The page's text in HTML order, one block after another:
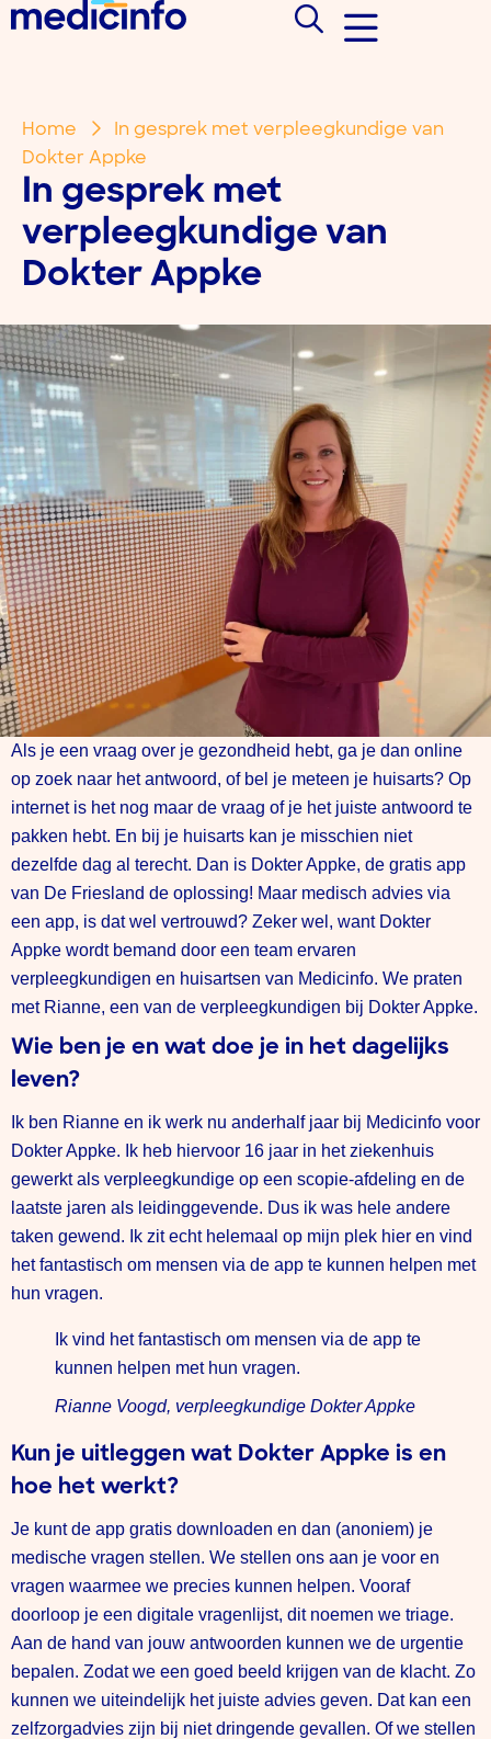
Home
In gesprek met verpleegkundige van
Dokter Appke
In gesprek met
verpleegkundige van
Dokter Appke
Als je een vraag over je gezondheid hebt, ga je dan online
op zoek naar het antwoord, of bel je meteen je huisarts? Op
internet is het nog maar de vraag of je het juiste antwoord te
pakken hebt. En bij je huisarts kan je misschien niet
dezelfde dag al terecht. Dan is Dokter Appke, de gratis app
van De Friesland de oplossing! Maar medisch advies via
een app, is dat wel vertrouwd? Zeker wel, want Dokter
Appke wordt bemand door een team ervaren
verpleegkundigen en huisartsen van Medicinfo. We praten
met Rianne, een van de verpleegkundigen bij Dokter Appke.
Wie ben je en wat doe je in het dagelijks
leven?
Ik ben Rianne en ik werk nu anderhalf jaar bij Medicinfo voor
Dokter Appke. Ik heb hiervoor 16 jaar in het ziekenhuis
gewerkt als verpleegkundige op een scopie-afdeling en de
laatste jaren als leidinggevende. Dus ik was hele andere
taken gewend. Ik zit echt helemaal op mijn plek hier en vind
het fantastisch om mensen via de app te kunnen helpen met
hun vragen.
Ik vind het fantastisch om mensen via de app te
kunnen helpen met hun vragen.
Rianne Voogd, verpleegkundige Dokter Appke
Kun je uitleggen wat Dokter Appke is en
hoe het werkt?
Je kunt de app gratis downloaden en dan (anoniem) je
medische vragen stellen. We stellen ons aan je voor en
vragen waarmee we precies kunnen helpen. Vooraf
doorloop je een digitale vragenlijst, dit noemen we triage.
Aan de hand van jouw antwoorden kunnen we de urgentie
bepalen. Zodat we een goed beeld krijgen van de klacht. Zo
kunnen we uiteindelijk het juiste advies geven. Dat kan een
zelfzorgadvies zijn bij niet dringende gevallen. Of we stellen